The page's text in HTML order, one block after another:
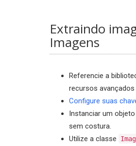
Extraindo
Imagens
Referencie a
recursos avançados
Configure suas
Instanciar um objeto
sem costura.
Utilize a classe